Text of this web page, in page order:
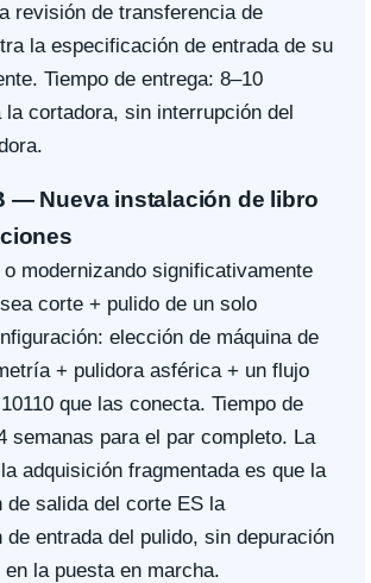
revisión de transferencia de
la especificación de entrada de su
Tiempo de entrega: 8–10
la cortadora, sin interrupción del
— Nueva instalación de libro
modernizando significativamente
corte + pulido de un solo
elección de máquina de
+ pulidora asférica + un flujo
que las conecta. Tiempo de
semanas para el par completo. La
adquisición fragmentada es que la
de salida del corte ES la
entrada del pulido, sin depuración
la puesta en marcha.